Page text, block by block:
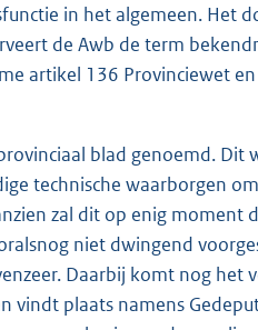
in het algemeen. Het
de Awb de term
artikel 136 Provinciewet
blad genoemd. Dit
technische waarborgen
zal dit op enig
niet dwingend
Daarbij komt nog het
vindt plaats namens